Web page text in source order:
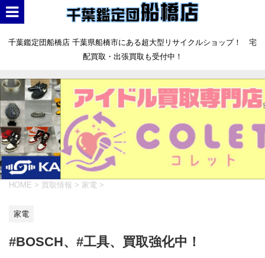
千葉鑑定団船橋店 千葉県船橋市にある超大型リサイクルショップ！ 宅
配買取・出張買取も受付中！
HOME > 買取情報 > 家電 >
家電
#BOSCH、#工具、買取強化中！